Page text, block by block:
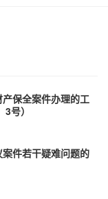
保全案件办理的工
号）
件若干疑难问题的